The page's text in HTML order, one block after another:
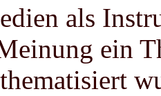
als
ein